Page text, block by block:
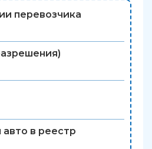
перевозчика
в реестр